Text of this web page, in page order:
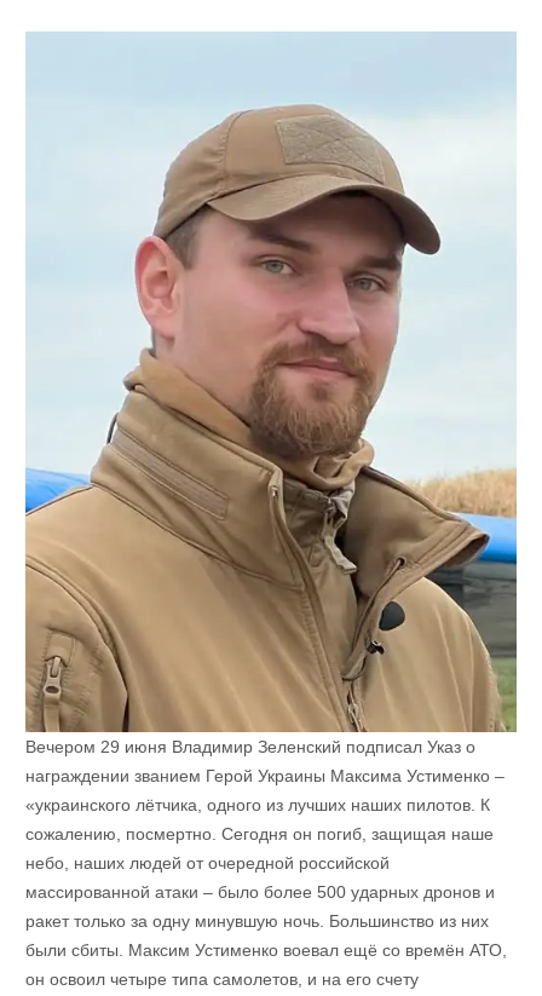
Вечером 29 июня Владимир Зеленский подписал Указ о
награждении званием Герой Украины Максима Устименко –
«украинского лётчика, одного из лучших наших пилотов. К
сожалению, посмертно. Сегодня он погиб, защищая наше
небо, наших людей от очередной российской
массированной атаки – было более 500 ударных дронов и
ракет только за одну минувшую ночь. Большинство из них
были сбиты. Максим Устименко воевал ещё со времён АТО,
он освоил четыре типа самолетов, и на его счету